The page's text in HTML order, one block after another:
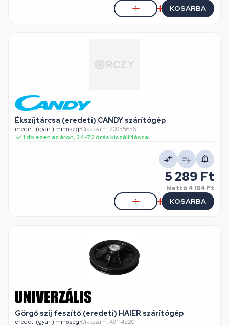
KOSÁRBA
Ékszíjtárcsa (eredeti) CANDY szárítógép
eredeti (gyári) minőség•Cikkszám: 70055656
1 db ezen az áron, 24-72 órás kiszállítással
5 289 Ft
Nettó4 164 Ft
KOSÁRBA
Görgő szíj feszítő (eredeti) HAIER szárítógép
eredeti (gyári) minőség•Cikkszám: 49114220